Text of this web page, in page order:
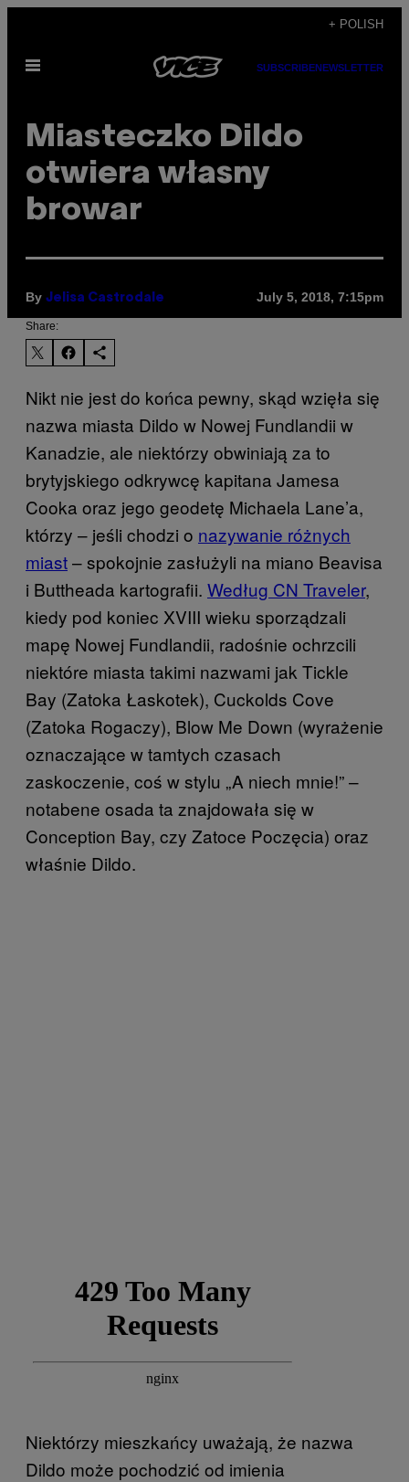
content
+ POLISH
Open
SUBSCRIBENEWSLETTER
Miasteczko Dildo
otwiera własny
browar
By Jelisa Castrodale July 5, 2018, 7:15pm
Share:
Nikt nie jest do końca pewny, skąd wzięła się
nazwa miasta Dildo w Nowej Fundlandii w
Kanadzie, ale niektórzy obwiniają za to
brytyjskiego odkrywcę kapitana Jamesa
Cooka oraz jego geodetę Michaela Lane’a,
którzy – jeśli chodzi o nazywanie różnych
miast– spokojnie zasłużyli na miano Beavisa
i Buttheada kartografii. Według CN Traveler,
kiedy pod koniec XVIII wieku sporządzali
mapę Nowej Fundlandii, radośnie ochrzcili
niektóre miasta takimi nazwami jak Tickle
Bay (Zatoka Łaskotek), Cuckolds Cove
(Zatoka Rogaczy), Blow Me Down (wyrażenie
oznaczające w tamtych czasach
zaskoczenie, coś w stylu „A niech mnie!” –
notabene osada ta znajdowała się w
Conception Bay, czy Zatoce Poczęcia) oraz
właśnie Dildo.
Niektórzy mieszkańcy uważają, że nazwa
Dildo może pochodzić od imienia